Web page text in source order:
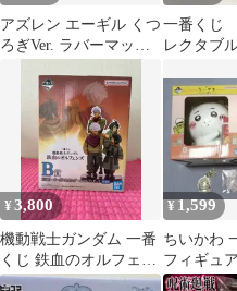
アズレン エーギル くつ
ろぎVer. ラバーマット
一番くじ
レクタブ
軍、前進
¥3,800
機動戦士ガンダム 一番
くじ 鉄血のオルフェン
ズ B賞 フィギュア
¥1,599
ちいかわ
フィギュ
ーステッ